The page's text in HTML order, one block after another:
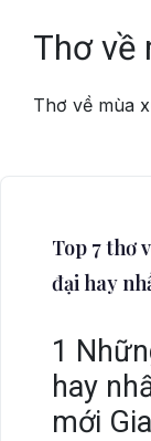
Thơ về
Thơ về mùa
Top 7 thơ
đại hay
1
hay
mới